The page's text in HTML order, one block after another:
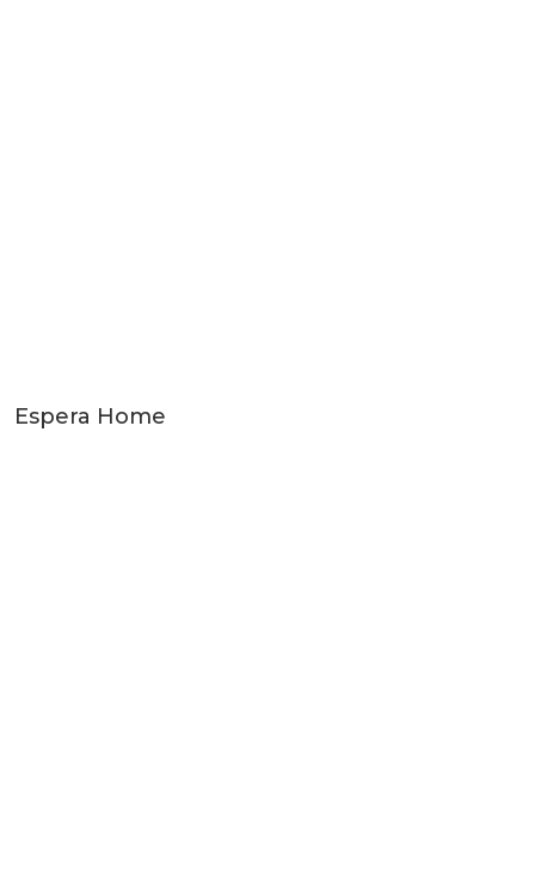
Espera Home